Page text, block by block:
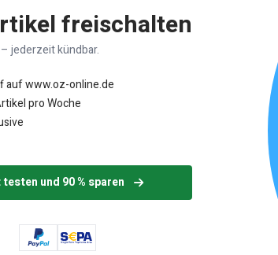
freischalten
jederzeit kündbar.
auf www.oz-online.de
pro Woche
und 90 % sparen